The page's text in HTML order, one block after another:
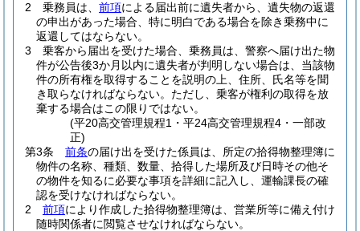
2
乗務員は、 前項による届出前に遺失者から、遺失物の返還
の申出があった場合、特に明白である場合を除き乗務中に
返還してはならない。
3
乗客から届出を受けた場合、乗務員は、警察へ届け出た物
件が公告後3か月以内に遺失者が判明しない場合は、当該物
件の所有権を取得することを説明の上、住所、氏名等を聞
き取らなければならない。 ただし、乗客が権利の取得を放
棄する場合はこの限りではない。
(平20高交管理規程1・平24高交管理規程4・一部改
正)
第3条
前条の届け出を受けた係員は、所定の拾得物整理簿に
物件の名称、種類、数量、拾得した場所及び日時その他そ
の物件を知るに必要な事項を詳細に記入し、運輸課長の確
認を受けなければならない。
2
前項により作成した拾得物整理簿は、営業所等に備え付け
随時関係者に閲覧させなければならない。